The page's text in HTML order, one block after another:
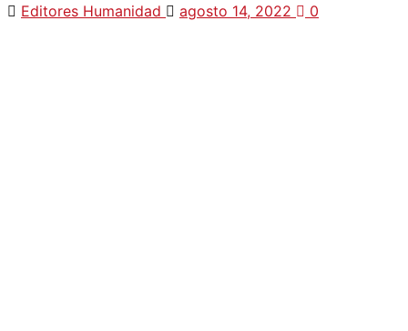
Editores Humanidad agosto 14, 2022 0